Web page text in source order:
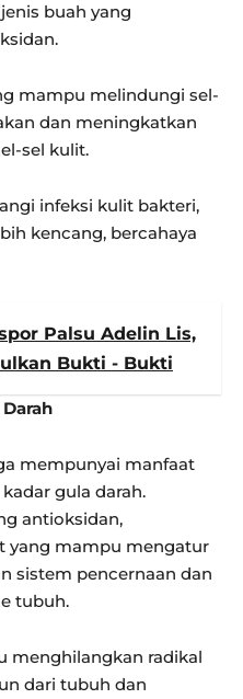
buah yang
mampu melindungi sel-
dan meningkatkan
sel kulit.
infeksi kulit bakteri,
kencang, bercahaya
Palsu Adelin Lis,
Bukti - Bukti
mempunyai manfaat
gula darah.
antioksidan,
yang mampu mengatur
sistem pencernaan dan
tubuh.
menghilangkan radikal
dari tubuh dan